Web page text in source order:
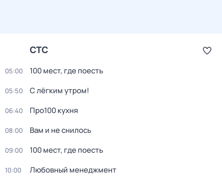
СТС
05:00 100 мест, где поесть
05:50 С лёгким утром!
06:40 Про100 кухня
08:00 Вам и не снилось
09:00 100 мест, где поесть
10:00 Любовный менеджмент